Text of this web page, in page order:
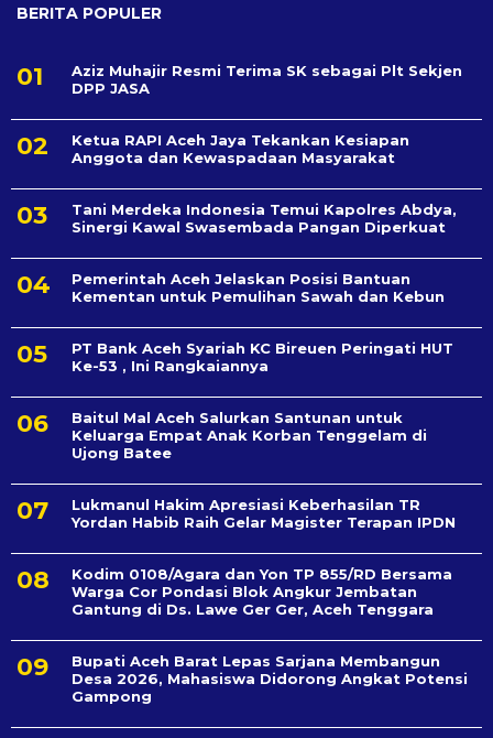
BERITA POPULER
Aziz Muhajir Resmi Terima SK sebagai Plt Sekjen
DPP JASA
Ketua RAPI Aceh Jaya Tekankan Kesiapan
Anggota dan Kewaspadaan Masyarakat
Tani Merdeka Indonesia Temui Kapolres Abdya,
Sinergi Kawal Swasembada Pangan Diperkuat
Pemerintah Aceh Jelaskan Posisi Bantuan
Kementan untuk Pemulihan Sawah dan Kebun
PT Bank Aceh Syariah KC Bireuen Peringati HUT
Ke-53 , Ini Rangkaiannya
Baitul Mal Aceh Salurkan Santunan untuk
Keluarga Empat Anak Korban Tenggelam di
Ujong Batee
Lukmanul Hakim Apresiasi Keberhasilan TR
Yordan Habib Raih Gelar Magister Terapan IPDN
Kodim 0108/Agara dan Yon TP 855/RD Bersama
Warga Cor Pondasi Blok Angkur Jembatan
Gantung di Ds. Lawe Ger Ger, Aceh Tenggara
Bupati Aceh Barat Lepas Sarjana Membangun
Desa 2026, Mahasiswa Didorong Angkat Potensi
Gampong